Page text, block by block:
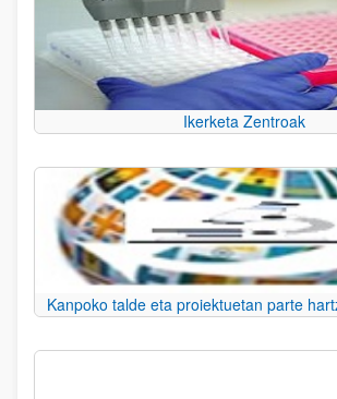
Ikerketa Zentroak
Kanpoko talde eta proiektuetan parte